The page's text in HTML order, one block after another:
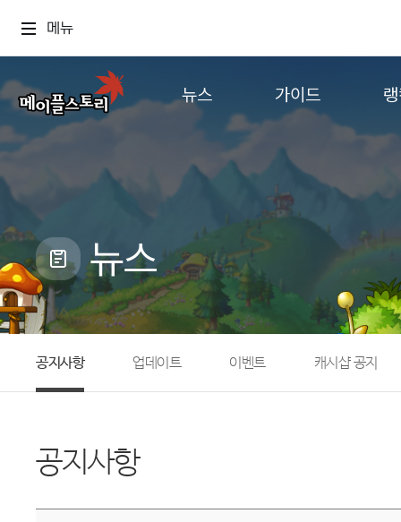
메뉴
뉴스
공지사항
업데이트
캐시샵 공지
메이플 알림판
with maple
가이드
게임정보
직업소개
확률형 아이템
NEXON NOW
뉴스
공지사항 업데이트 이벤트 캐시샵 공지
공지사항